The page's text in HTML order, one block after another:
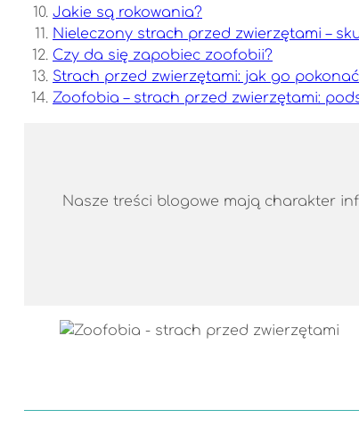
Jakie są rokowania?
Nieleczony strach przed zwierzętami –
Czy da się zapobiec zoofobii?
Strach przed zwierzętami: jak go pokonać
Zoofobia – strach przed zwierzętami:
Nasze treści blogowe mają charakter